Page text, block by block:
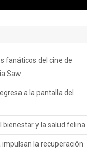
fanáticos del cine de
Saw
a la pantalla del
bienestar y la salud felina
la recuperación